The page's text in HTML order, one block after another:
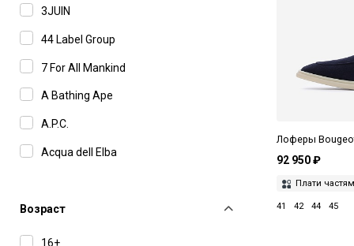
3JUIN
44 Label Group
7 For All Mankind
A Bathing Ape
A.P.C.
Acqua dell Elba
Add
Aeron
Возраст
16+
Лоферы
92 950 ₽
Плати
41 42 44 45